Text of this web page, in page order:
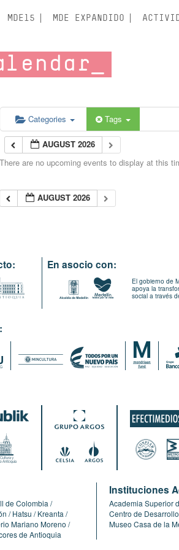
MDE15 MDE EXPANDIDO
Categories Tags
AUGUST 2026
There are no upcoming events to display at this
AUGUST 2026
En asocio con:
El gobierno de
apoya la
social a través
de Colombia
Hatsu
Kreanta
Mariano Moreno
de Antioquia
Instituciones
Academia Superior
Centro de
Museo Casa de la